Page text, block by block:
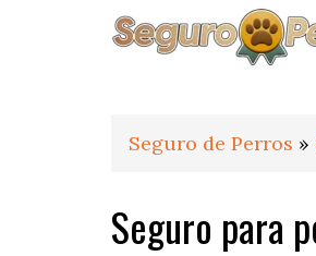
Seguro de Perros »
Seguro para